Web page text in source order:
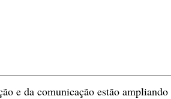
e da comunicação estão ampliando